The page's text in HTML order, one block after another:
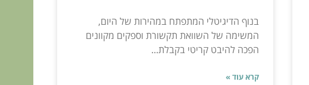
בנוף הדיגיטלי המתפתח במהירות של היום,
המשימה של השוואת תקשורת וספקים מקוונים
הפכה להיבט קריטי בקבלת...
קרא עוד »